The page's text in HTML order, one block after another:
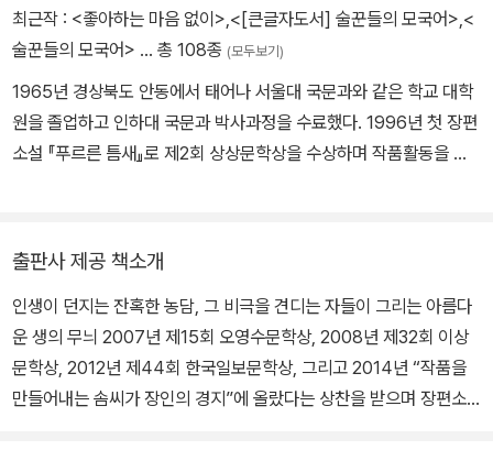
그 목소리가 듣고 싶다. 아득한 기억의 저편에서 들려오는 목소리를
잊지 마라. 제발 잊지 마라!
으로써 더 선명해진 그 풍경이 권여선만의 고유함이다. 그녀의 소설
이 어떤 근본적인 사람됨과 세상됨의 배치를 보여준다면 그 배치는
뼈처럼 단단한 것이 아니라 장기(臟器)처럼 뭉클하게 잡히는 어떤
것이다. 알코올중독이 그렇듯이 좋은 소설이 만들어내는 “모든 신체
적 감정적 반응들이 거짓”이라 해도 이 거짓보다 나은 진실의 존재형
최근작 : <좋아하는 마음 없이>,<[큰글자도서] 술꾼들의 모국어>,<
술꾼들의 모국어> … 총 108종 (모두보기)
1965년 경상북도 안동에서 태어나 서울대 국문과와 같은 학교 대학
원을 졸업하고 인하대 국문과 박사과정을 수료했다. 1996년 첫 장편
소설 『푸르른 틈새』로 제2회 상상문학상을 수상하며 작품활동을 시
는 숨김을 통해 독자의 상상력을 자극한다”는 평과 함께 이상문학상
을 받으면서 무명에 가까웠던 작가의 이름을 단번에 평단과 독자에게
강렬하게 각인시켰다. 『푸르른 틈새』 이후 십육 년 만에 선보인 두번
째 장편소설 『레가토』로 “한국문학에서 기억의 윤리학이 성숙하고
있다는 증거”라는 평을 받으며 2012년 한국일보문학상을, 세번째 장
출판사 제공 책소개
인생이 던지는 잔혹한 농담, 그 비극을 견디는 자들이 그리는 아름다
운 생의 무늬 2007년 제15회 오영수문학상, 2008년 제32회 이상
문학상, 2012년 제44회 한국일보문학상, 그리고 2014년 “작품을
만들어내는 솜씨가 장인의 경지”에 올랐다는 상찬을 받으며 장편소